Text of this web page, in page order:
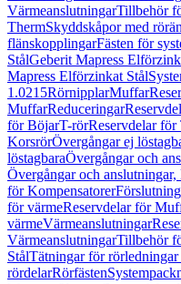
VärmeanslutningarTillbehör
ThermSkyddskåpor med
flänskopplingarFästen för
StålGeberit Mapress
Mapress Elförzinkat Stål
1.0215RörnipplarMuffar
MuffarReduceringar
för BöjarT-rörReservdelar för
KorsrörÖvergångar ej
löstagbaraÖvergångar och
Övergångar och anslutningar,
för Kompensatorer
för värmeReservdelar för
värmeVärmeanslutningar
VärmeanslutningarTillbehör
StålTätningar för rörledningar
rördelarRörfästen